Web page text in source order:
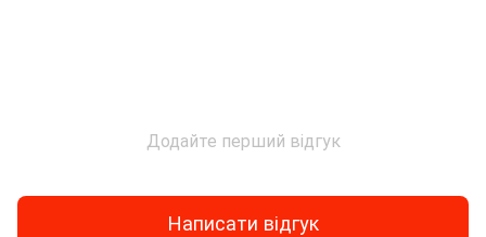
Додайте перший відгук
Написати відгук